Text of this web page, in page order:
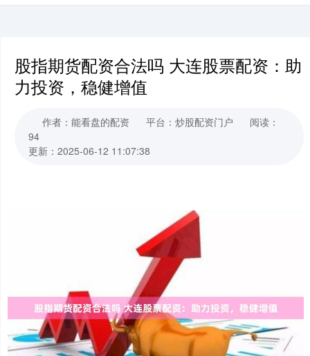
股指期货配资合法吗 大连股票配资：助
力投资，稳健增值
作者：能看盘的配资 平台：炒股配资门户
阅读：
94
更新：2025-06-12 11:07:38